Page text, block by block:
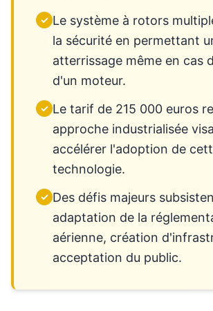
✓ Le système à rotors
la sécurité en permettant
atterrissage même en cas
d'un moteur.
✓ Le tarif de 215 000 euros
approche industrialisée
accélérer l'adoption de
technologie.
✓ Des défis majeurs
adaptation de la
aérienne, création
acceptation du public.